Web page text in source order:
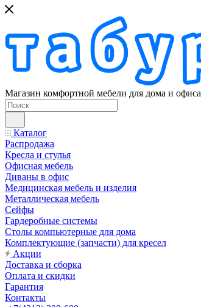
Магазин комфортной мебели для дома и офиса
Каталог
Распродажа
Кресла и стулья
Офисная мебель
Диваны в офис
Медицинская мебель и изделия
Металлическая мебель
Сейфы
Гардеробные системы
Столы компьютерные для дома
Комплектующие (запчасти) для кресел
Акции
Доставка и сборка
Оплата и скидки
Гарантия
Контакты